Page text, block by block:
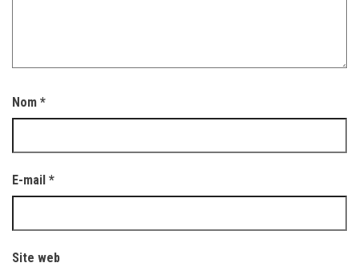
Nom *
E-mail *
Site web